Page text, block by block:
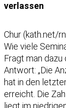
verlassen
Chur (kath.net/
Wie viele
Fragt man dazu
Antwort: „Die
hat in den
erreicht. Die
liegt im